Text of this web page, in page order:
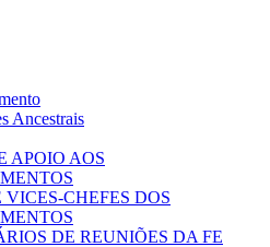
Ancestrais
APOIO AOS
VICES-CHEFES DOS
DE REUNIÕES DA FE